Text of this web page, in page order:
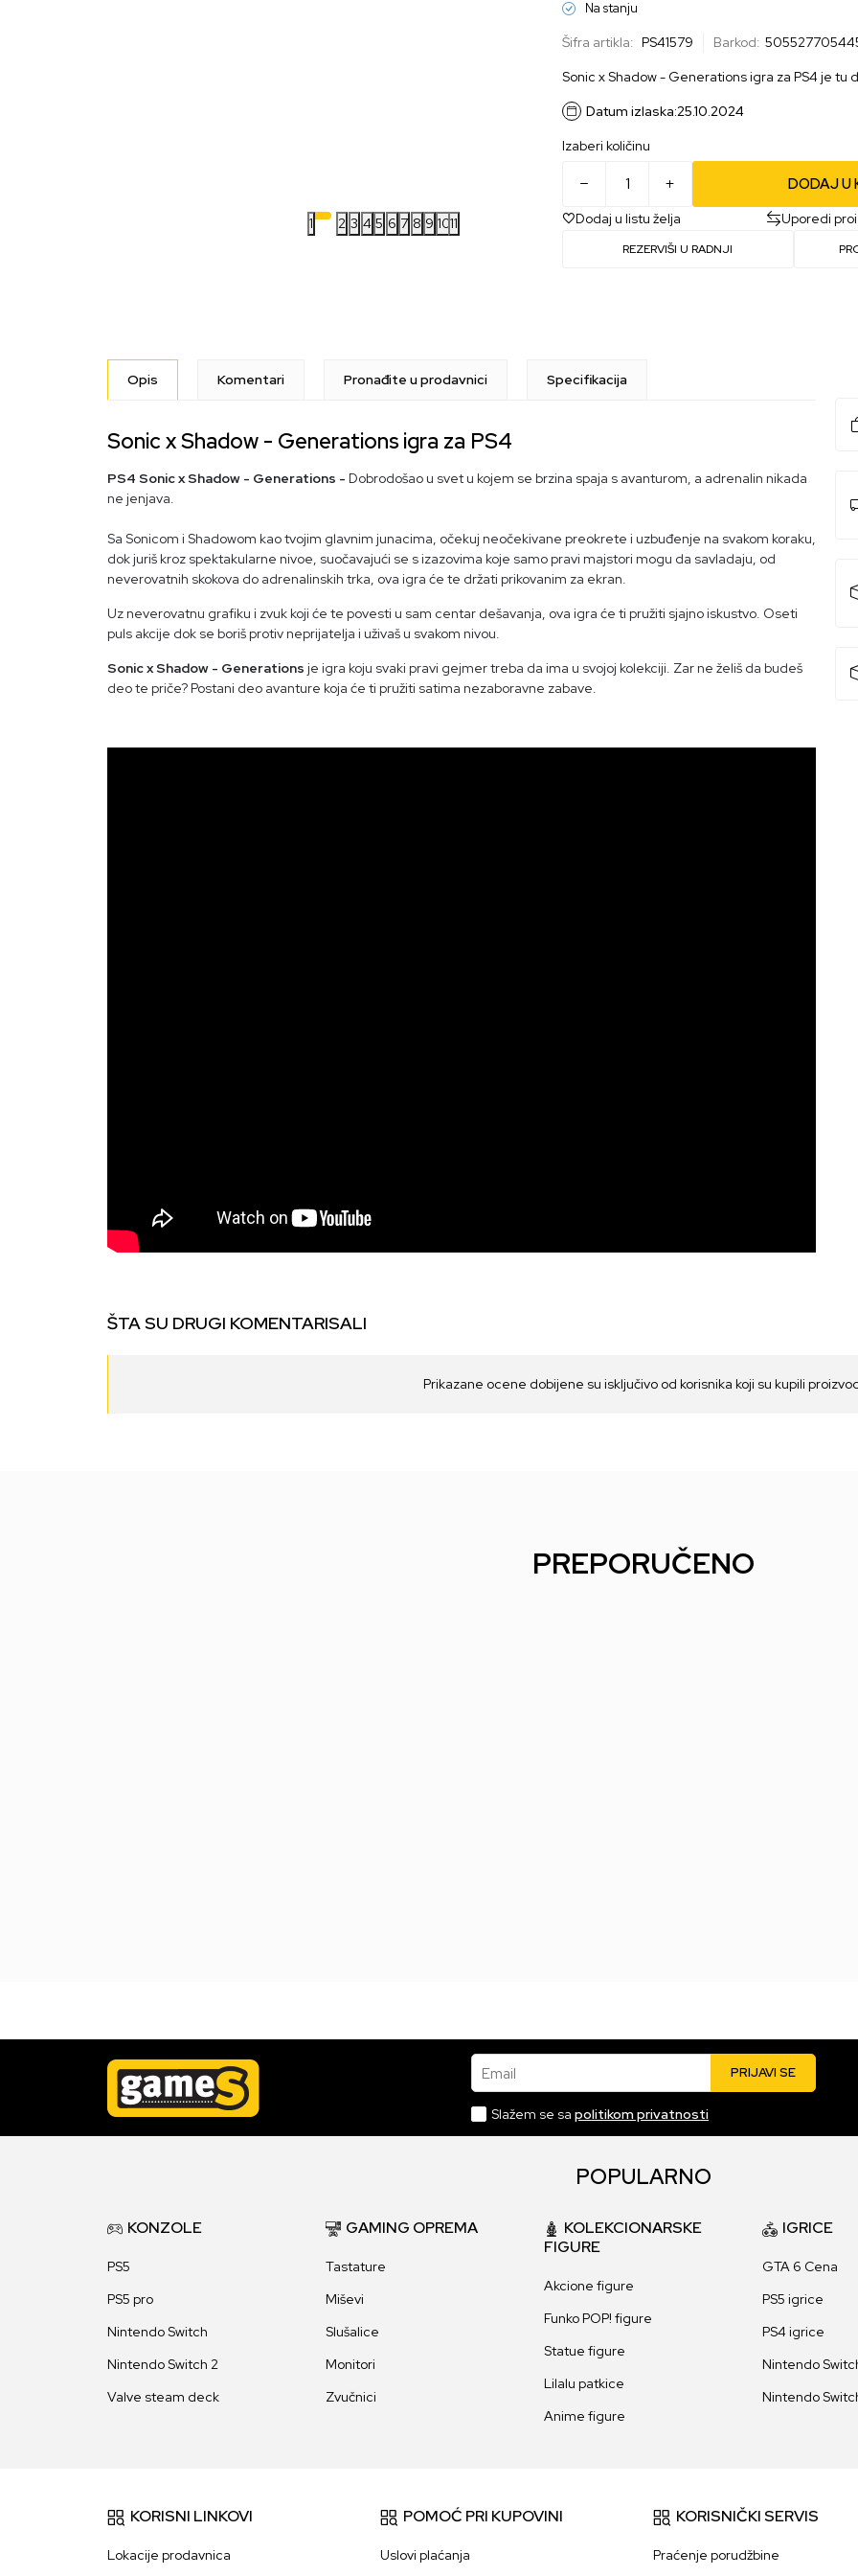
1 2 3 4 5 6 7 8 9 1011
Na stanju
Šifra artikla: PS41579 Barkod:
Sonic x Shadow - Generationsigra za PS4 je tu
Datum izlaska:25.10.2024
Izaberi količinu
DODAJ U
Dodaj u listu želja Uporedi
REZERVIŠI U RADNJI
Opis Komentari Pronađite u prodavnici Specifikacija
Sonic x Shadow - Generationsigra za PS4
PS4 Sonic x Shadow - Generations - Dobrodošao u svet u kojem se brzina spaja s avanturom, a adrenalin nikada
ne jenjava.
Sa Sonicom i Shadowom kao tvojim glavnim junacima, očekuj neočekivane preokrete i uzbuđenje na svakom koraku,
dok juriš kroz spektakularne nivoe, suočavajući se s izazovima koje samo pravi majstori mogu da savladaju, od
neverovatnih skokova do adrenalinskih trka, ova igra će te držati prikovanim za ekran.
Uz neverovatnu grafiku i zvuk koji će te povesti u sam centar dešavanja, ova igra će ti pružiti sjajno iskustvo. Oseti
puls akcije dok se boriš protiv neprijatelja i uživaš u svakom nivou.
Sonic x Shadow - Generations je igra koju svaki pravi gejmer treba da ima u svojoj kolekciji. Zar ne želiš da budeš
deo te priče? Postani deo avanture koja će ti pružiti satima nezaboravne zabave.
ŠTA SU DRUGI KOMENTARISALI
Prikazane ocene dobijene su isključivo od korisnika koji su kupili
PREPORUČENO
Email PRIJAVI SE
Slažem se sa politikom privatnosti
POPULARNO
KONZOLE
PS5
PS5 pro
Nintendo Switch
Nintendo Switch 2
Valve steam deck
GAMING OPREMA
Tastature
Miševi
Slušalice
Monitori
Zvučnici
KOLEKCIONARSKE
FIGURE
Akcione figure
Funko POP! figure
Statue figure
Lilalu patkice
Anime figure
IGRICE
GTA 6 Cena
PS5 igrice
PS4 igrice
Nintendo
Nintendo
KORISNI LINKOVI
Lokacije prodavnica
POMOĆ PRI KUPOVINI
Uslovi plaćanja
KORISNIČKI SERVIS
Praćenje porudžbine